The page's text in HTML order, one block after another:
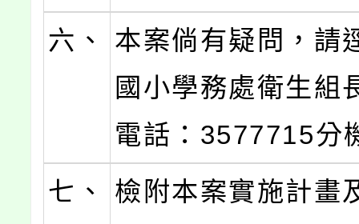
六、
本案倘有疑問，請
國小學務處衛生組
電話：3577715分
七、
檢附本案實施計畫